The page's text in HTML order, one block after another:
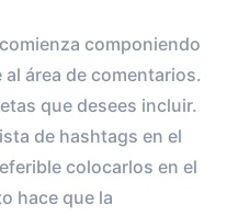
componiendo
área de comentarios.
que desees incluir.
de hashtags en el
colocarlos en el
hace que la